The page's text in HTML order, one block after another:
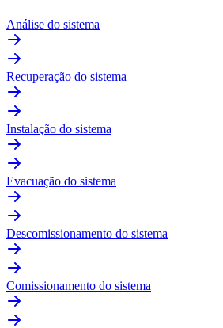
Análise do sistema
Recuperação do sistema
Instalação do sistema
Evacuação do sistema
Descomissionamento do sistema
Comissionamento do sistema